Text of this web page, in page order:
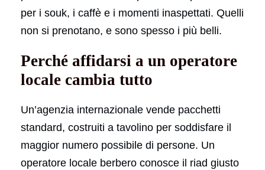
per i souk, i caffè e i momenti inaspettati. Quelli
non si prenotano, e sono spesso i più belli.
Perché affidarsi a un operatore
locale cambia tutto
Un’agenzia internazionale vende pacchetti
standard, costruiti a tavolino per soddisfare il
maggior numero possibile di persone. Un
operatore locale berbero conosce il riad giusto